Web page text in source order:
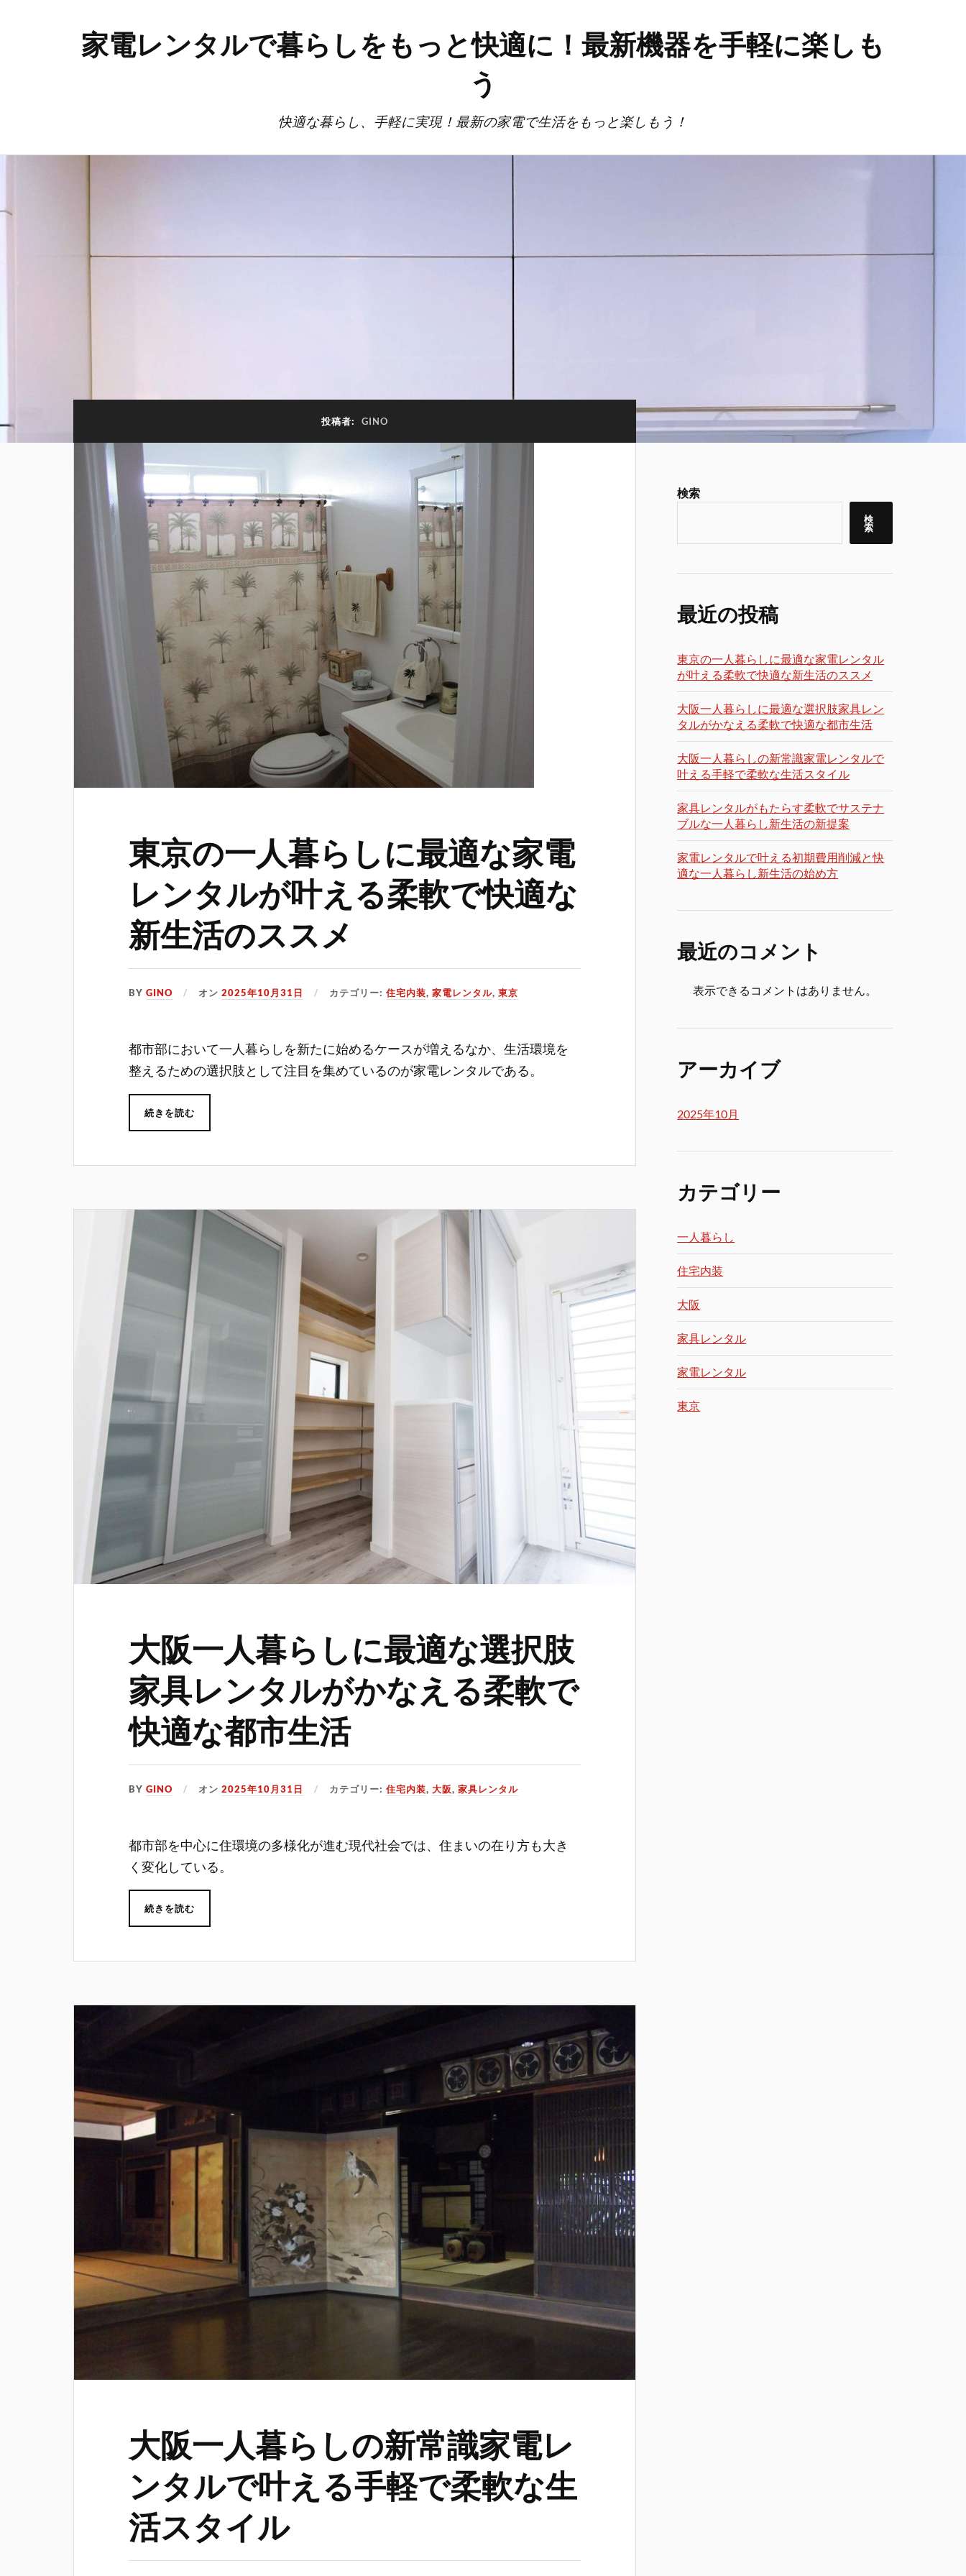
家電レンタルで暮らしをもっと快適に！最新機器を手軽に楽しも
う
快適な暮らし、手軽に実現！最新の家電で生活をもっと楽しもう！
投稿者: GINO
東京の一人暮らしに最適な家電
レンタルが叶える柔軟で快適な
新生活のススメ
BYGINO オン2025年10月31日 カテゴリー:住宅内装,家電レンタル,東京
都市部において一人暮らしを新たに始めるケースが増えるなか、生活環境を
整えるための選択肢として注目を集めているのが家電レンタルである。
続きを読む
大阪一人暮らしに最適な選択肢
家具レンタルがかなえる柔軟で
快適な都市生活
BYGINO オン2025年10月31日 カテゴリー:住宅内装,大阪,家具レンタル
都市部を中心に住環境の多様化が進む現代社会では、住まいの在り方も大き
く変化している。
続きを読む
大阪一人暮らしの新常識家電レ
ンタルで叶える手軽で柔軟な生
活スタイル
検索
検
索
最近の投稿
東京の一人暮らしに最適な家電レンタル
が叶える柔軟で快適な新生活のススメ
大阪一人暮らしに最適な選択肢家具レン
タルがかなえる柔軟で快適な都市生活
大阪一人暮らしの新常識家電レンタルで
叶える手軽で柔軟な生活スタイル
家具レンタルがもたらす柔軟でサステナ
ブルな一人暮らし新生活の新提案
家電レンタルで叶える初期費用削減と快
適な一人暮らし新生活の始め方
最近のコメント
表示できるコメントはありません。
アーカイブ
2025年10月
カテゴリー
一人暮らし
住宅内装
大阪
家具レンタル
家電レンタル
東京